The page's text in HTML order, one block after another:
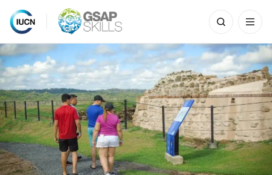
Skip
to
content
Search
for: